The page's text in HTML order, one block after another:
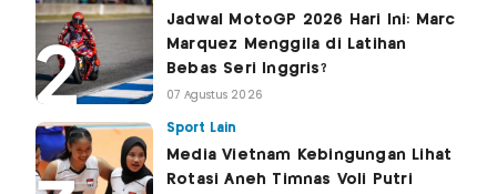
Jadwal MotoGP 2026 Hari Ini: Marc
Marquez Menggila di Latihan
Bebas Seri Inggris?
07 Agustus 2026
Sport Lain
Media Vietnam Kebingungan Lihat
Rotasi Aneh Timnas Voli Putri